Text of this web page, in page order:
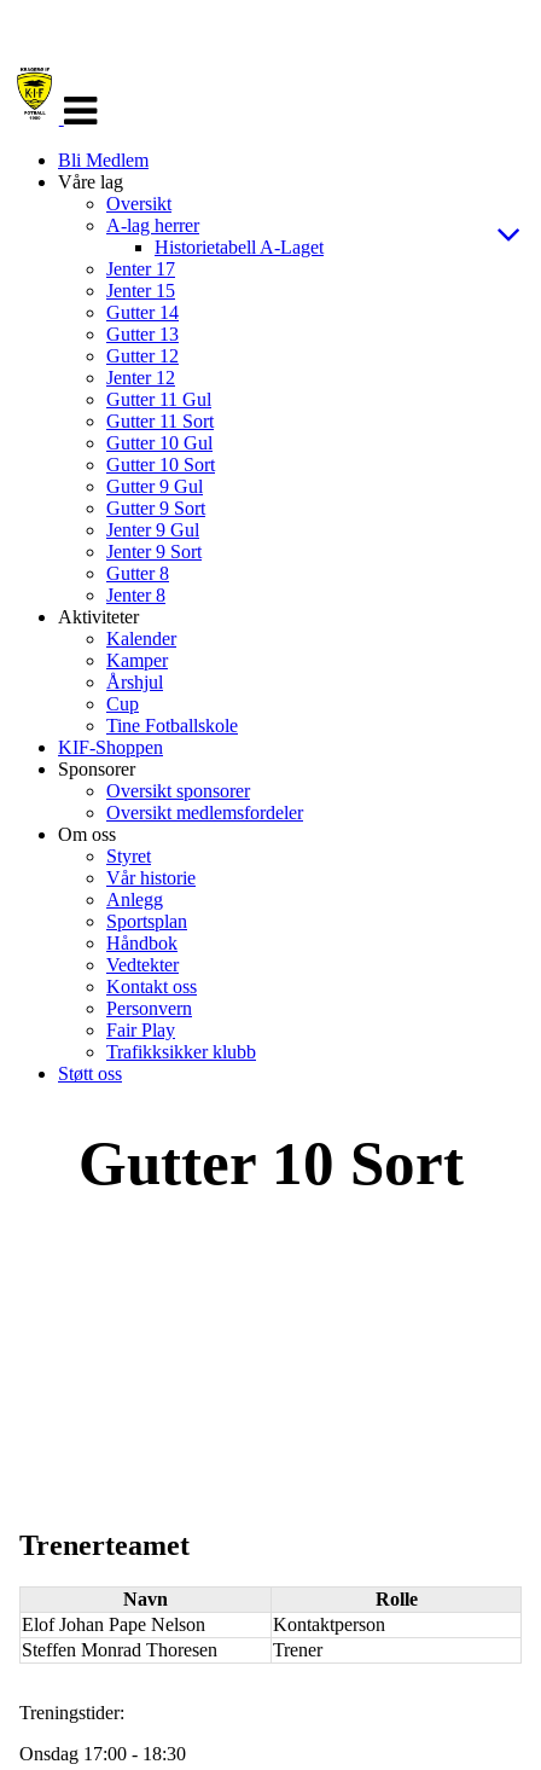
navigasjon
Bli Medlem
Våre lag
Oversikt
A-lag herrer
Historietabell A-Laget
Jenter 17
Jenter 15
Gutter 14
Gutter 13
Gutter 12
Jenter 12
Gutter 11 Gul
Gutter 11 Sort
Gutter 10 Gul
Gutter 10 Sort
Gutter 9 Gul
Gutter 9 Sort
Jenter 9 Gul
Jenter 9 Sort
Gutter 8
Jenter 8
Aktiviteter
Kalender
Kamper
Årshjul
Cup
Tine Fotballskole
KIF-Shoppen
Sponsorer
Oversikt sponsorer
Oversikt medlemsfordeler
Om oss
Styret
Vår historie
Anlegg
Sportsplan
Håndbok
Vedtekter
Kontakt oss
Personvern
Fair Play
Trafikksikker klubb
Støtt oss
Gutter 10 Sort
Trenerteamet
Navn
Rolle
Elof Johan Pape Nelson
Kontaktperson
Steffen Monrad Thoresen
Trener
Treningstider:
Onsdag 17:00 - 18:30